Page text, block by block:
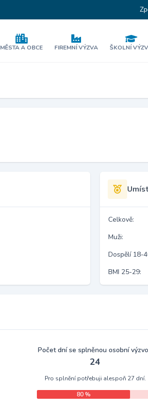
MĚSTA A OBCE FIREMNÍ VÝZVA ŠKOLNÍ
Celkově:
Muži:
Dospělí 18-
BMI 25-29:
Počet dní se splněnou osobní
24
Pro splnění potřebuji alespoň 27 dní.
80 %